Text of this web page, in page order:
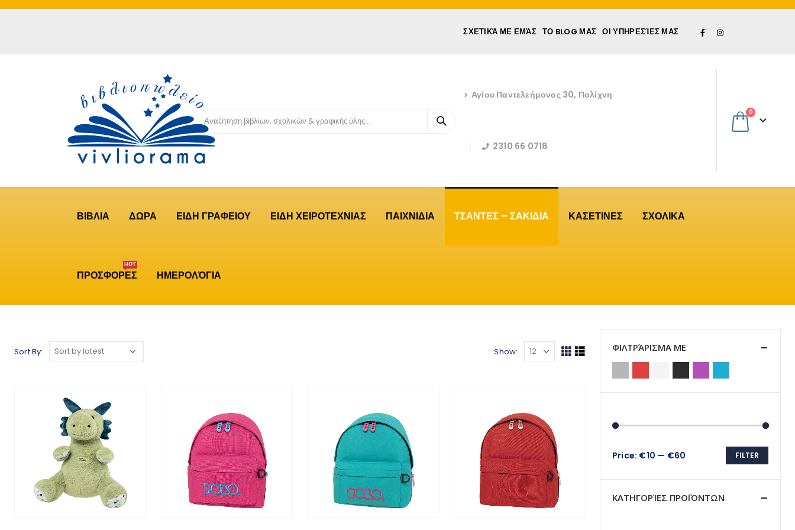
ΣΧΕΤΙΚΆ ΜΕ ΕΜΆΣ ΤΟ BLOG ΜΑΣ ΟΙ ΥΠΗΡΕΣΊΕΣ ΜΑΣ
Αγίου Παντελεήμονος 30, Πολίχνη
2310 66 0718
0
ΒΙΒΛΙΑ ΔΩΡΑ ΕΙΔΗ ΓΡΑΦΕΙΟΥ ΕΙΔΗ ΧΕΙΡΟΤΕΧΝΙΑΣ ΠΑΙΧΝΙΔΙΑ ΤΣΑΝΤΕΣ – ΣΑΚΙΔΙΑ ΚΑΣΕΤΙΝΕΣ ΣΧΟΛΙΚΑ
ΠΡΟΣΦΟΡΕΣ
ΗΟΤ
ΗΜΕΡΟΛΌΓΙΑ
Sort By: Show: ΦΙΛΤΡΆΡΙΣΜΑ ΜΕ
price
price
FILTER
Price: €10 — €60
ΚΑΤΗΓΟΡΊΕΣ ΠΡΟΪΌΝΤΩΝ